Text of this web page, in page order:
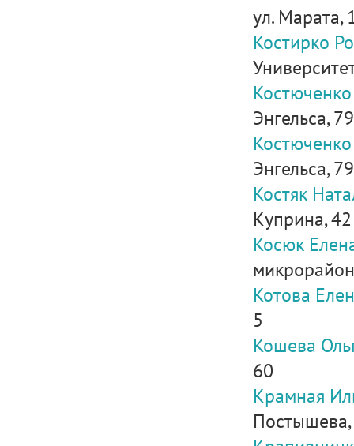
ул. Марата,
Костирко
Энгельса, 79
Энгельса, 79
Костяк
Куприна, 42
Косюк
Котова
5
Кошева
60
Крамная